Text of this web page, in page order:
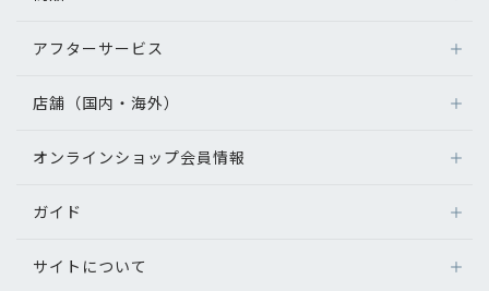
アフターサービス
店舗（国内・海外）
オンラインショップ会員情報
ガイド
サイトについて